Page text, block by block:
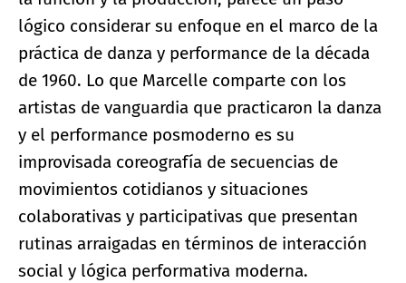
lógico considerar su enfoque en el marco de la
práctica de danza y performance de la década
de 1960. Lo que Marcelle comparte con los
artistas de vanguardia que practicaron la danza
y el performance posmoderno es su
improvisada coreografía de secuencias de
movimientos cotidianos y situaciones
colaborativas y participativas que presentan
rutinas arraigadas en términos de interacción
social y lógica performativa moderna.